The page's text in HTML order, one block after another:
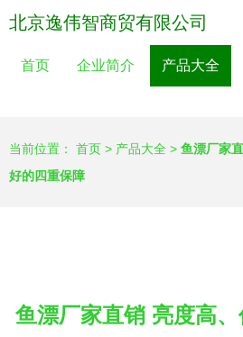
北京逸伟智商贸有限公司
首页 企业简介 产品大全
当前位置： 首页 > 产品大全 > 鱼漂厂家
好的四重保障
鱼漂厂家直销 亮度高